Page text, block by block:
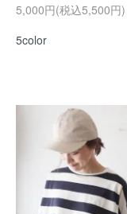
5,000円(税込5,500円)
5color